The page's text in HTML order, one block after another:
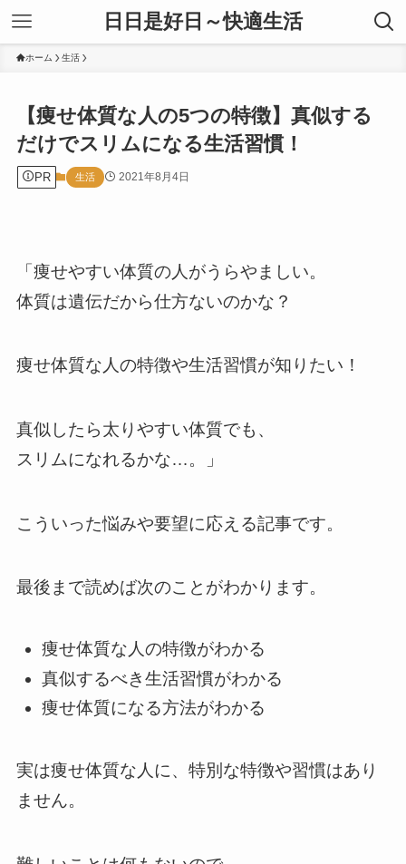
日日是好日～快適生活
ホーム 生活
【痩せ体質な人の5つの特徴】真似する
だけでスリムになる生活習慣！
PR 生活 2021年8月4日
「痩せやすい体質の人がうらやましい。
体質は遺伝だから仕方ないのかな？
痩せ体質な人の特徴や生活習慣が知りたい！
真似したら太りやすい体質でも、
スリムになれるかな…。」
こういった悩みや要望に応える記事です。
最後まで読めば次のことがわかります。
痩せ体質な人の特徴がわかる
真似するべき生活習慣がわかる
痩せ体質になる方法がわかる
実は痩せ体質な人に、特別な特徴や習慣はあり
ません。